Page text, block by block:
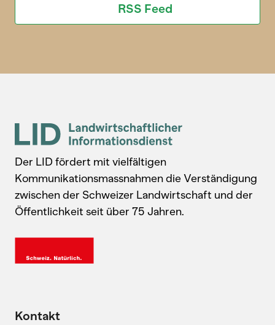
RSS Feed
Der LID fördert mit vielfältigen
Kommunikationsmassnahmen die Verständigung
zwischen der Schweizer Landwirtschaft und der
Öffentlichkeit seit über 75 Jahren.
Kontakt